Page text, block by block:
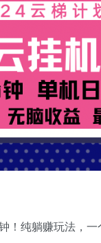
！纯躺赚玩法，